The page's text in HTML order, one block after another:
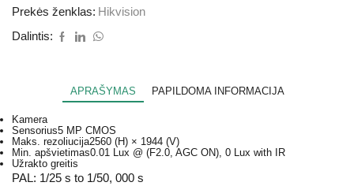
Prekės ženklas: Hikvision
Dalintis:
APRAŠYMAS PAPILDOMA INFORMACIJA
Kamera
Sensorius5 MP CMOS
Maks. rezoliucija2560 (H) × 1944 (V)
Min. apšvietimas0.01 Lux @ (F2.0, AGC ON), 0 Lux with IR
Užrakto greitis
PAL: 1/25 s to 1/50, 000 s